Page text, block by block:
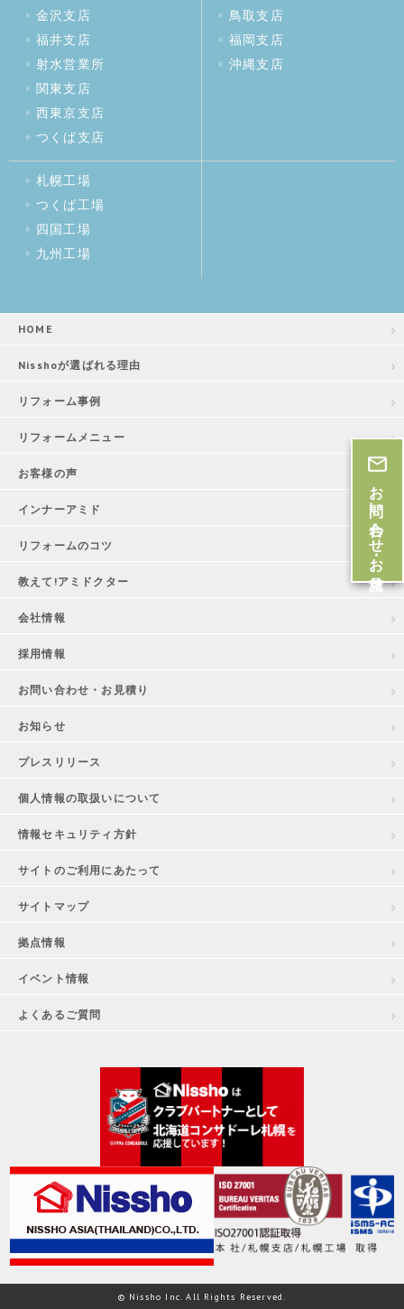
金沢支店
福井支店
射水営業所
関東支店
西東京支店
つくば支店
鳥取支店
福岡支店
沖縄支店
札幌工場
つくば工場
四国工場
九州工場
HOME
Nisshoが選ばれる理由
リフォーム事例
リフォームメニュー
お客様の声
インナーアミド
リフォームのコツ
教えて!アミドクター
会社情報
採用情報
お問い合わせ・お見積り
お知らせ
プレスリリース
個人情報の取扱いについて
情報セキュリティ方針
サイトのご利用にあたって
サイトマップ
拠点情報
イベント情報
よくあるご質問
© Nissho Inc. All Rights Reserved.
お問い合わせ・お見積